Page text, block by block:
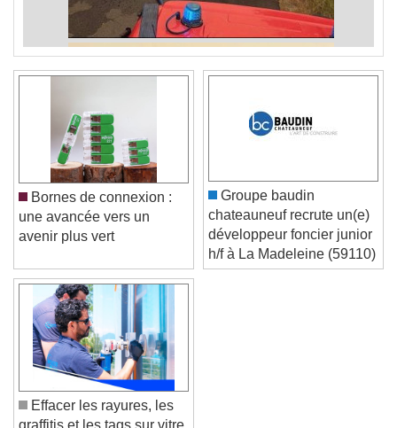
Bornes de connexion :
une avancée vers un
Groupe baudin
chateauneuf recrute un(e)
développeur foncier junior
h/f à La Madeleine (59110)
Effacer les rayures, les